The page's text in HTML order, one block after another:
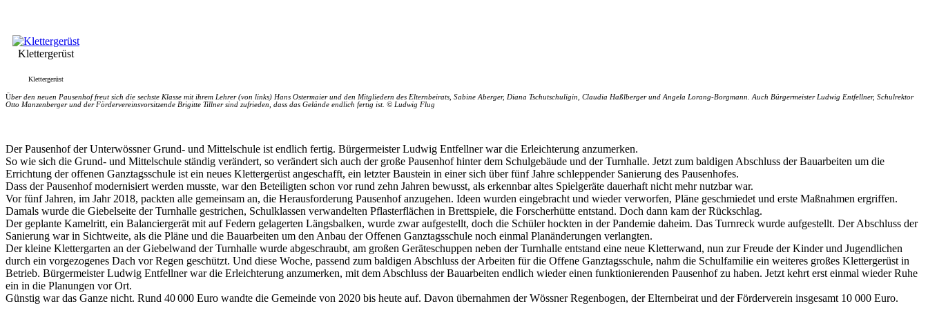
Klettergerüst
Klettergerüst
Über den neuen Pausenhof freut sich die sechste Klasse mit ihrem Lehrer (von links) Hans Ostermaier und den Mitgliedern des Elternbeirats, Sabine Aberger, Diana Tschutschuligin, Claudia Haßlberger und Angela Lorang-Borgmann. Auch Bürgermeister Ludwig Entfellner, Schulrektor
Otto Manzenberger und der Fördervereinsvorsitzende Brigitte Tillner sind zufrieden, dass das Gelände endlich fertig ist. © Ludwig Flug
Der Pausenhof der Unterwössner Grund- und Mittelschule ist endlich fertig. Bürgermeister Ludwig Entfellner war die Erleichterung anzumerken.
So wie sich die Grund- und Mittelschule ständig verändert, so verändert sich auch der große Pausenhof hinter dem Schulgebäude und der Turnhalle. Jetzt zum baldigen Abschluss der Bauarbeiten um die
Errichtung der offenen Ganztagsschule ist ein neues Klettergerüst angeschafft, ein letzter Baustein in einer sich über fünf Jahre schleppender Sanierung des Pausenhofes.
Dass der Pausenhof modernisiert werden musste, war den Beteiligten schon vor rund zehn Jahren bewusst, als erkennbar altes Spielgeräte dauerhaft nicht mehr nutzbar war.
Vor fünf Jahren, im Jahr 2018, packten alle gemeinsam an, die Herausforderung Pausenhof anzugehen. Ideen wurden eingebracht und wieder verworfen, Pläne geschmiedet und erste Maßnahmen ergriffen.
Damals wurde die Giebelseite der Turnhalle gestrichen, Schulklassen verwandelten Pflasterflächen in Brettspiele, die Forscherhütte entstand. Doch dann kam der Rückschlag.
Der geplante Kamelritt, ein Balanciergerät mit auf Federn gelagerten Längsbalken, wurde zwar aufgestellt, doch die Schüler hockten in der Pandemie daheim. Das Turnreck wurde aufgestellt. Der Abschluss der
Sanierung war in Sichtweite, als die Pläne und die Bauarbeiten um den Anbau der Offenen Ganztagsschule noch einmal Planänderungen verlangten.
Der kleine Klettergarten an der Giebelwand der Turnhalle wurde abgeschraubt, am großen Geräteschuppen neben der Turnhalle entstand eine neue Kletterwand, nun zur Freude der Kinder und Jugendlichen
durch ein vorgezogenes Dach vor Regen geschützt. Und diese Woche, passend zum baldigen Abschluss der Arbeiten für die Offene Ganztagsschule, nahm die Schulfamilie ein weiteres großes Klettergerüst in
Betrieb. Bürgermeister Ludwig Entfellner war die Erleichterung anzumerken, mit dem Abschluss der Bauarbeiten endlich wieder einen funktionierenden Pausenhof zu haben. Jetzt kehrt erst einmal wieder Ruhe
ein in die Planungen vor Ort.
Günstig war das Ganze nicht. Rund 40 000 Euro wandte die Gemeinde von 2020 bis heute auf. Davon übernahmen der Wössner Regenbogen, der Elternbeirat und der Förderverein insgesamt 10 000 Euro.